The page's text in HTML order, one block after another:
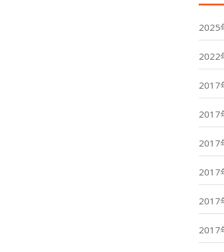
2025
2022
2017
2017
2017
2017
2017
2017